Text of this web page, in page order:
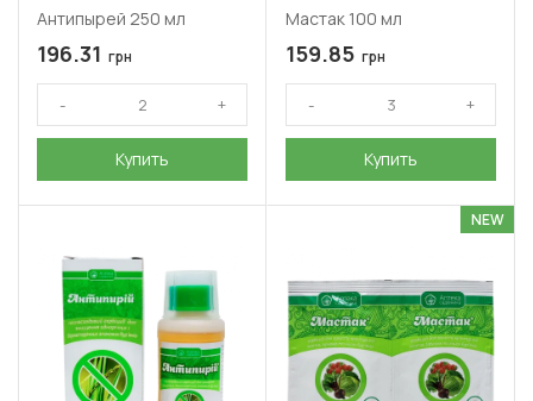
Антипырей 250 мл
196.31 грн
Купить
Мастак 100 мл
159.85 грн
Купить
NEW